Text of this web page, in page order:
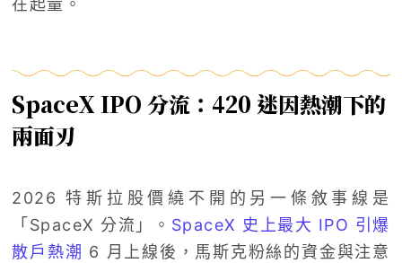
在起量。
SpaceX IPO 分流：420 迷因熱潮下的
兩面刃
2026 特斯拉股價繞不開的另一條敘事線是
「SpaceX 分流」。 SpaceX 史上最大 IPO 引爆
散戶熱潮 6 月上線後，馬斯克粉絲的資金與注意